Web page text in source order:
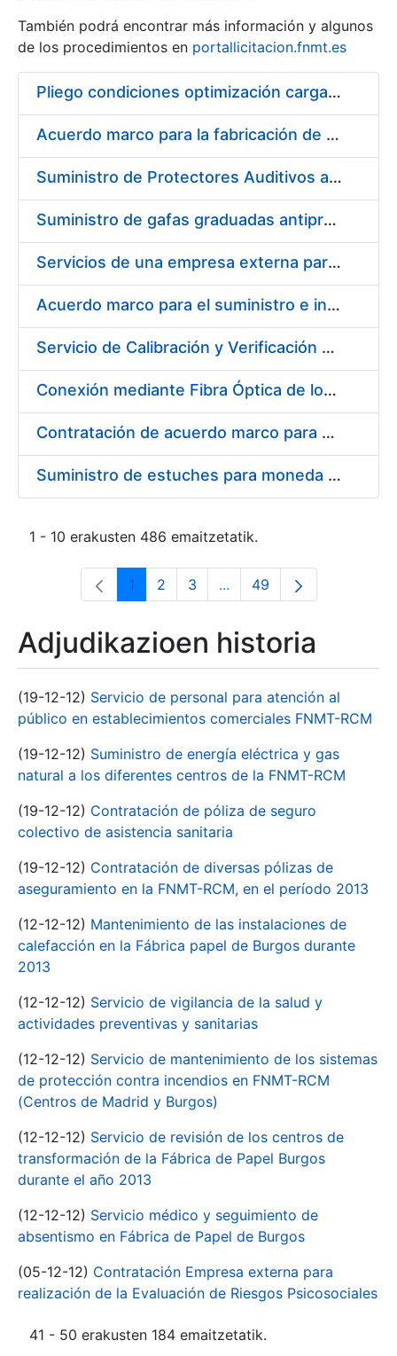
Erakutsi/Ezkutatu
También podrá encontrar más información y algunos
de los procedimientos en portallicitacion.fnmt.es
Pliego condiciones optimización cargas compras firmado
Acuerdo marco para la fabricación de piezas
Suministro de Protectores Auditivos a medida para las personas trabajadoras de los Centros de Trabajo de Madrid y Burgos
Suministro de gafas graduadas antiproyecciones para los trabajadores de la FNMT-RCM en los centros de trabajo de Madrid y Burgos
Servicios de una empresa externa para el asesoramiento y resolución de los recursos de alzada que se presentan relacionados con procesos de selección para la FNMT-RCM
Acuerdo marco para el suministro e instalación de persianas, estores y otros complementos
Servicio de Calibración y Verificación Externa de los Equipos de Medición del Servicio de Prevención de la FNMT-RCM
Conexión mediante Fibra Óptica de los Centros de Proceso de Datos (CPDs) de las sedes de la FNMT-RCM de Burgos y Madrid
Contratación de acuerdo marco para el Suministro de Material de Electricidad para la Fábrica Nacional de Moneda y Timbre-Real Casa de la Moneda en su centro de trabajo de Burgos
Suministro de estuches para moneda de 30 €
1 - 10 erakusten 486 emaitzetatik.
Orrialdea
1 Orrialdea
2 Orrialdea
3 ...Intermediate Pages Use
Orrialdea
49
Adjudikazioen historia
(19-12-12) Servicio de personal para atención al
público en establecimientos comerciales FNMT-RCM
(19-12-12) Suministro de energía eléctrica y gas
natural a los diferentes centros de la FNMT-RCM
(19-12-12) Contratación de póliza de seguro
colectivo de asistencia sanitaria
(19-12-12) Contratación de diversas pólizas de
aseguramiento en la FNMT-RCM, en el período 2013
(12-12-12) Mantenimiento de las instalaciones de
calefacción en la Fábrica papel de Burgos durante
2013
(12-12-12) Servicio de vigilancia de la salud y
actividades preventivas y sanitarias
(12-12-12) Servicio de mantenimiento de los sistemas
de protección contra incendios en FNMT-RCM
(Centros de Madrid y Burgos)
(12-12-12) Servicio de revisión de los centros de
transformación de la Fábrica de Papel Burgos
durante el año 2013
(12-12-12) Servicio médico y seguimiento de
absentismo en Fábrica de Papel de Burgos
(05-12-12) Contratación Empresa externa para
realización de la Evaluación de Riesgos Psicosociales
41 - 50 erakusten 184 emaitzetatik.